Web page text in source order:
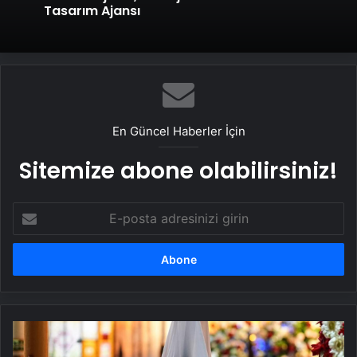
Tasarım Ajansı
En Güncel Haberler İçin
Sitemize abone olabilirsiniz!
posta
adresinizi
DAKİKA